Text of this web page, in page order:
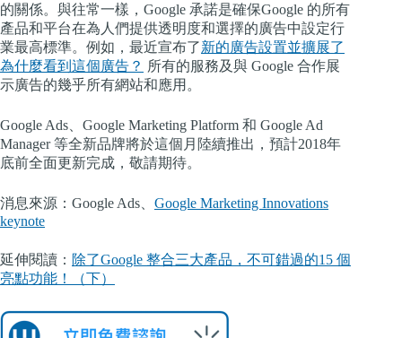
的關係。與往常一樣，Google 承諾是確保Google 的所有
產品和平台在為人們提供透明度和選擇的廣告中設定行
業最高標準。例如，最近宣布了新的廣告設置並擴展了
為什麼看到這個廣告？ 所有的服務及與 Google 合作展
示廣告的幾乎所有網站和應用。
Google Ads、Google Marketing Platform 和 Google Ad
Manager 等全新品牌將於這個月陸續推出，預計2018年
底前全面更新完成，敬請期待。
消息來源：Google Ads、 Google Marketing Innovations
keynote
延伸閱讀： 除了Google 整合三大產品，不可錯過的15 個
亮點功能！（下）